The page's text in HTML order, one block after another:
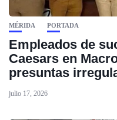
MÉRIDA PORTADA
Empleados de
Caesars en
presuntas
julio 17, 2026